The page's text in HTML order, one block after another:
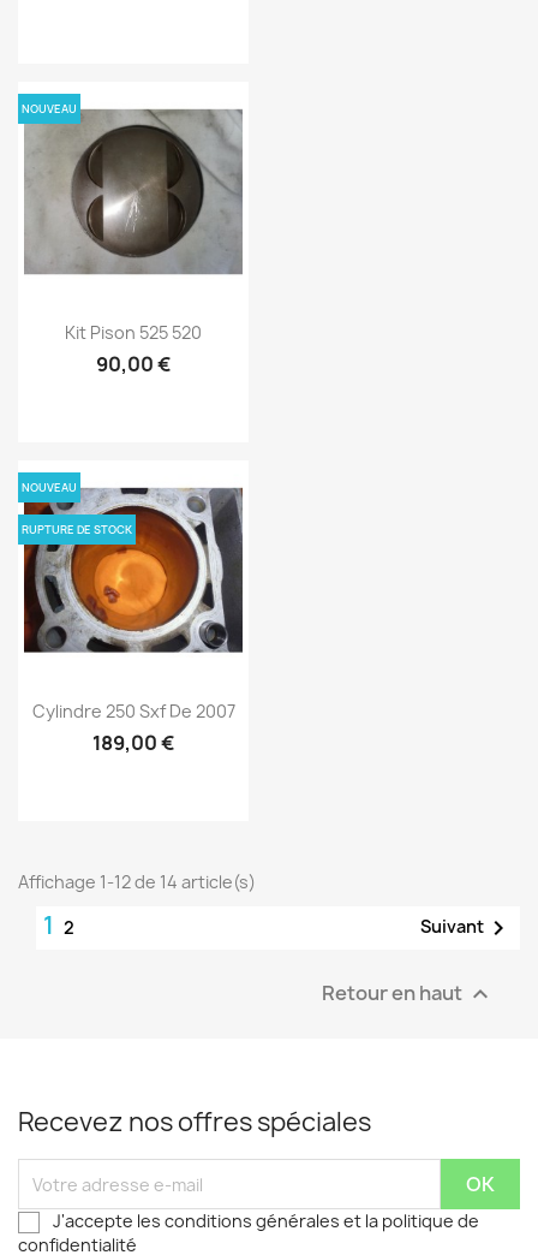
Kit Pison 525 520
90,00 €
NOUVEAU
Cylindre 250 Sxf De 2007
189,00 €
NOUVEAU
RUPTURE DE STOCK
Affichage 1-12 de 14 article(s)
1 2 Suivant 
Retour en haut 
Recevez nos offres spéciales
J'accepte les conditions générales et la politique de
confidentialité